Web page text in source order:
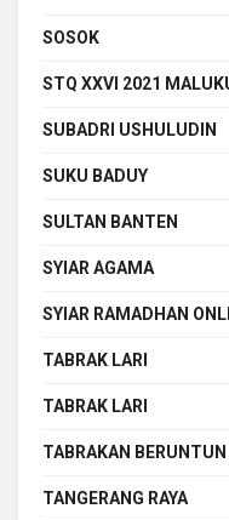
SOSOK
STQ XXVI 2021
SUBADRI USHULUDIN
SUKU BADUY
SULTAN BANTEN
SYIAR AGAMA
SYIAR RAMADHAN
TABRAK LARI
TABRAK LARI
TABRAKAN BERUNTUN
TANGERANG RAYA